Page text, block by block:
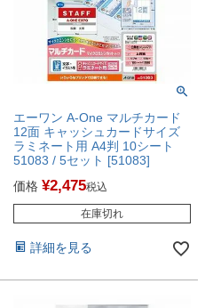
エーワン A-One マルチカード
12面 キャッシュカードサイズ
ラミネート用 A4判 10シート
51083 / 5セット [51083]
価格 ¥2,475税込
在庫切れ
詳細を見る